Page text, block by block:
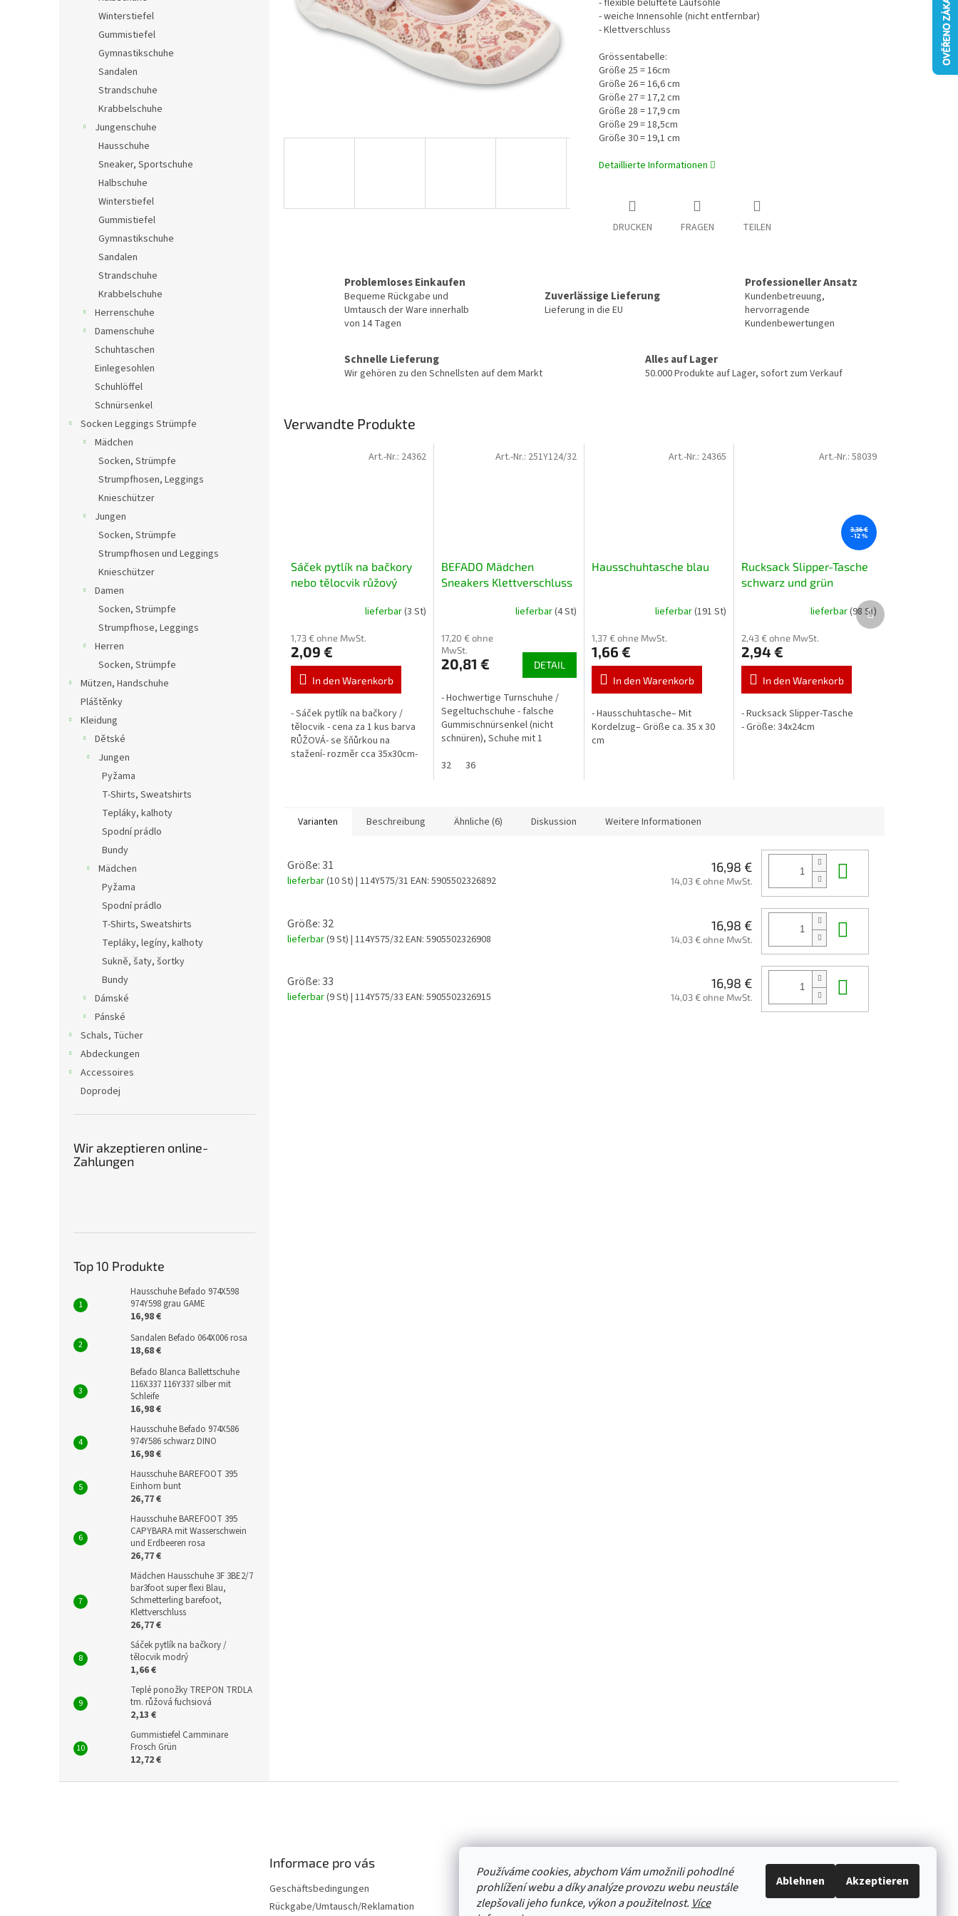
Používáme cookies, abychom Vám umožnili pohodlné
prohlížení webu a díky analýze provozu webu neustále
zlepšovali jeho funkce, výkon a použitelnost. Více
Ablehnen Akzeptieren
Winterstiefel
Gummistiefel
Gymnastikschuhe
Sandalen
Strandschuhe
Krabbelschuhe
Jungenschuhe
Hausschuhe
Sneaker, Sportschuhe
Halbschuhe
Winterstiefel
Gummistiefel
Gymnastikschuhe
Sandalen
Strandschuhe
Krabbelschuhe
Herrenschuhe
Damenschuhe
Schuhtaschen
Einlegesohlen
Schuhlöffel
Schnürsenkel
Socken Leggings Strümpfe
Mädchen
Socken, Strümpfe
Strumpfhosen, Leggings
Knieschützer
Jungen
Socken, Strümpfe
Strumpfhosen und Leggings
Knieschützer
Damen
Socken, Strümpfe
Strumpfhose, Leggings
Herren
Socken, Strümpfe
Mützen, Handschuhe
Pláštěnky
Kleidung
Dětské
Jungen
Pyžama
T-Shirts, Sweatshirts
Tepláky, kalhoty
Spodní prádlo
Bundy
Mädchen
Pyžama
Spodní prádlo
T-Shirts, Sweatshirts
Tepláky, legíny, kalhoty
Sukně, šaty, šortky
Bundy
Dámské
Pánské
Schals, Tücher
Abdeckungen
Accessoires
Doprodej
Wir akzeptieren online-
Zahlungen
Top 10 Produkte
Hausschuhe Befado 974X598
974Y598 grau GAME
16,98 €
Sandalen Befado 064X006 rosa
18,68 €
Befado Blanca Ballettschuhe
116X337 116Y337 silber mit
Schleife
16,98 €
Hausschuhe Befado 974X586
974Y586 schwarz DINO
16,98 €
Hausschuhe BAREFOOT 395
Einhorn bunt
26,77 €
Hausschuhe BAREFOOT 395
CAPYBARA mit Wasserschwein
und Erdbeeren rosa
26,77 €
Mädchen Hausschuhe 3F 3BE2/7
bar3foot super flexi Blau,
Schmetterling barefoot,
Klettverschluss
26,77 €
Sáček pytlík na bačkory /
tělocvik modrý
1,66 €
Teplé ponožky TREPON TRDLA
tm. růžová fuchsiová
2,13 €
Gummistiefel Camminare
Frosch Grün
12,72 €
- flexible belüftete Laufsohle
- weiche Innensohle (nicht entfernbar)
- Klettverschluss
Grössentabelle:
Größe 25 = 16cm
Größe 26 = 16,6 cm
Größe 27 = 17,2 cm
Größe 28 = 17,9 cm
Größe 29 = 18,5cm
Größe 30 = 19,1 cm
Detaillierte Informationen
DRUCKEN FRAGEN TEILEN
Problemloses Einkaufen
Bequeme Rückgabe und
Umtausch der Ware innerhalb
von 14 Tagen
Zuverlässige Lieferung
Lieferung in die EU
Professioneller Ansatz
Kundenbetreuung,
hervorragende
Kundenbewertungen
Schnelle Lieferung
Wir gehören zu den Schnellsten auf dem Markt
Alles auf Lager
50.000 Produkte auf Lager, sofort zum Verkauf
Verwandte Produkte
Sáček pytlík na bačkory
nebo tělocvik růžový
lieferbar(3 St)
1,73 € ohne MwSt.
2,09 €
In den Warenkorb
- Sáček pytlík na bačkory /
tělocvik - cena za 1 kus barva
RŮŽOVÁ- se šňůrkou na
stažení- rozměr cca 35x30cm-
Art.-Nr.: 24362
BEFADO Mädchen
Sneakers Klettverschluss
lieferbar(4 St)
17,20 € ohne
MwSt.
20,81 € DETAIL
- Hochwertige Turnschuhe /
Segeltuchschuhe - falsche
Gummischnürsenkel (nicht
schnüren), Schuhe mit 1
sind leicht und bequem - Textil
32 36
Art.-Nr.: 251Y124/32
Hausschuhtasche blau
lieferbar(191 St)
1,37 € ohne MwSt.
1,66 €
In den Warenkorb
- Hausschuhtasche– Mit
Kordelzug– Größe ca. 35 x 30
cm
Art.-Nr.: 24365
3,36 €
–12 %
Rucksack Slipper-Tasche
schwarz und grün
lieferbar(98 St)
2,43 € ohne MwSt.
2,94 €
In den Warenkorb
- Rucksack Slipper-Tasche
- Größe: 34x24cm
Art.-Nr.: 58039
Nächstes
Produkt
Varianten Beschreibung Ähnliche (6) Diskussion Weitere Informationen
Größe: 31
lieferbar(10 St) | 114Y575/31 EAN: 5905502326892
16,98 €
14,03 € ohne MwSt.
Größe: 32
lieferbar(9 St) | 114Y575/32EAN: 5905502326908
16,98 €
14,03 € ohne MwSt.
Größe: 33
lieferbar(9 St) | 114Y575/33 EAN: 5905502326915
16,98 €
14,03 € ohne MwSt.
Informace pro vás
Geschäftsbedingungen
Rückgabe/Umtausch/Reklamation